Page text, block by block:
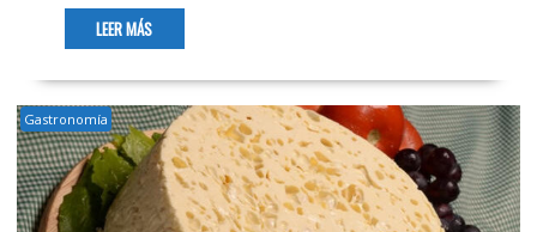
LEER MÁS
Gastronomía